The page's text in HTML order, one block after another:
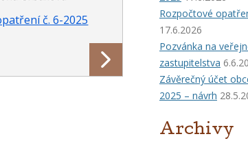
Rozpočtové
17.6.2026
Pozvánka na
zastupitelstva
Závěrečný účet
2025 – návrh
Archivy
č. 6-2025